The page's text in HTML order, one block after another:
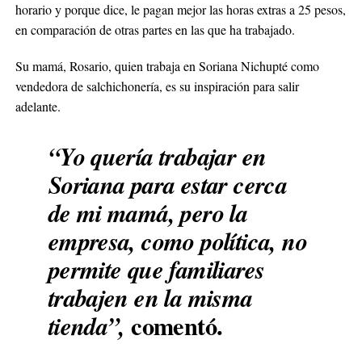
horario y porque dice, le pagan mejor las horas extras a 25 pesos,
en comparación de otras partes en las que ha trabajado.
Su mamá, Rosario, quien trabaja en Soriana Nichupté como
vendedora de salchichonería, es su inspiración para salir
adelante.
“Yo quería trabajar en
Soriana para estar cerca
de mi mamá, pero la
empresa, como política, no
permite que familiares
trabajen en la misma
tienda”, comentó.